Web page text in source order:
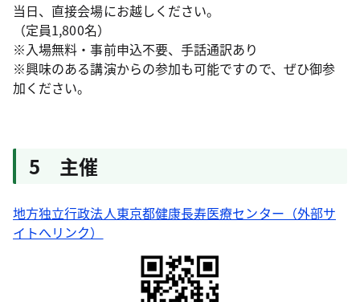
当日、直接会場にお越しください。
（定員1,800名）
※入場無料・事前申込不要、手話通訳あり
※興味のある講演からの参加も可能ですので、ぜひ御参
加ください。
5 主催
地方独立行政法人東京都健康長寿医療センター（外部サ
イトへリンク）